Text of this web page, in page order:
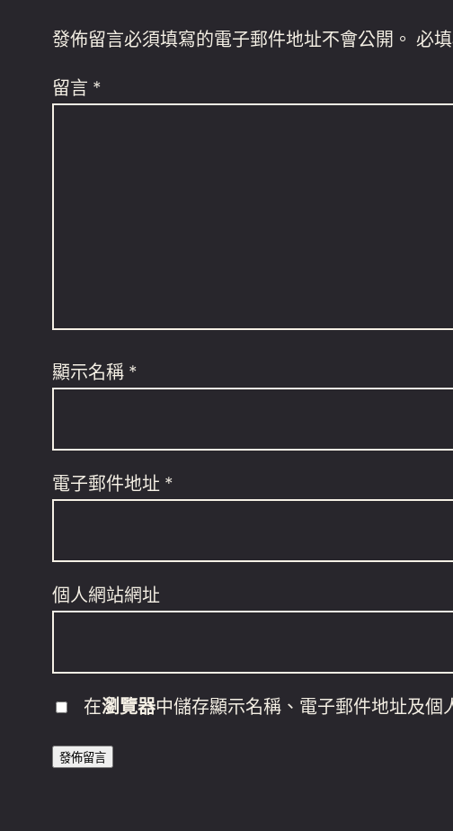
發佈留言必須填寫的電子郵件地址不會公開。 必
留言 *
顯示名稱 *
電子郵件地址 *
個人網站網址
在瀏覽器中儲存顯示名稱、電子郵件地址及個